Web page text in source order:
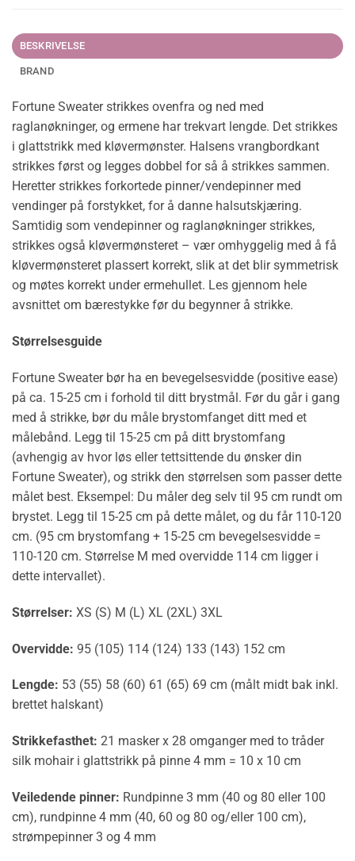
BESKRIVELSE
BRAND
Fortune Sweater strikkes ovenfra og ned med
raglanøkninger, og ermene har trekvart lengde. Det strikkes
i glattstrikk med kløvermønster. Halsens vrangbordkant
strikkes først og legges dobbel for så å strikkes sammen.
Heretter strikkes forkortede pinner/vendepinner med
vendinger på forstykket, for å danne halsutskjæring.
Samtidig som vendepinner og raglanøkninger strikkes,
strikkes også kløvermønsteret – vær omhyggelig med å få
kløvermønsteret plassert korrekt, slik at det blir symmetrisk
og møtes korrekt under ermehullet. Les gjennom hele
avsnittet om bærestykke før du begynner å strikke.
Størrelsesguide
Fortune Sweater bør ha en bevegelsesvidde (positive ease)
på ca. 15-25 cm i forhold til ditt brystmål. Før du går i gang
med å strikke, bør du måle brystomfanget ditt med et
målebånd. Legg til 15-25 cm på ditt brystomfang
(avhengig av hvor løs eller tettsittende du ønsker din
Fortune Sweater), og strikk den størrelsen som passer dette
målet best. Eksempel: Du måler deg selv til 95 cm rundt om
brystet. Legg til 15-25 cm på dette målet, og du får 110-120
cm. (95 cm brystomfang + 15-25 cm bevegelsesvidde =
110-120 cm. Størrelse M med overvidde 114 cm ligger i
dette intervallet).
Størrelser: XS (S) M (L) XL (2XL) 3XL
Overvidde: 95 (105) 114 (124) 133 (143) 152 cm
Lengde: 53 (55) 58 (60) 61 (65) 69 cm (målt midt bak inkl.
brettet halskant)
Strikkefasthet: 21 masker x 28 omganger med to tråder
silk mohair i glattstrikk på pinne 4 mm = 10 x 10 cm
Veiledende pinner: Rundpinne 3 mm (40 og 80 eller 100
cm), rundpinne 4 mm (40, 60 og 80 og/eller 100 cm),
strømpepinner 3 og 4 mm